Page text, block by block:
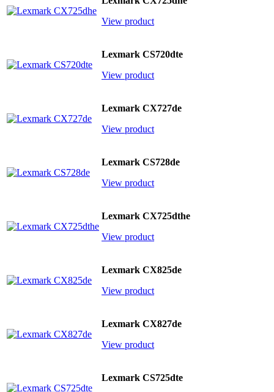
View product
Lexmark CS720dte
View product
Lexmark CX727de
View product
Lexmark CS728de
View product
Lexmark CX725dthe
View product
Lexmark CX825de
View product
Lexmark CX827de
View product
Lexmark CS725dte